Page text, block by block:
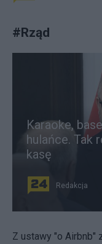
#Rząd
Karaoke,
hulańce. Tak
kasę
Redakcja
Z ustawy "o Airbnb"